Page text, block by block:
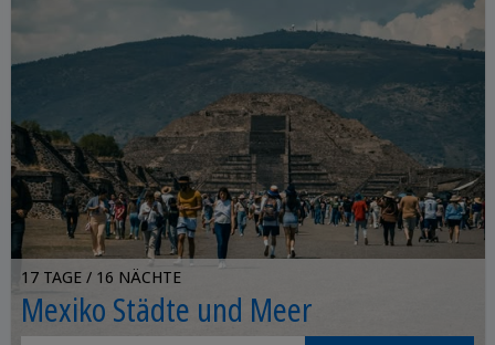
17 TAGE / 16 NÄCHTE
Mexiko Städte und Meer